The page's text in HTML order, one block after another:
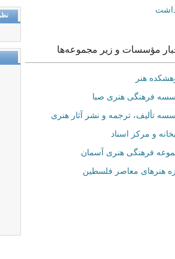
مؤسسات و زیر مجموعه‌ها
هنر
فرهنگی هنری صبا
تألیف، ترجمه و نشر آثار هنری
و مرکز اسناد
فرهنگی هنری آسمان
هنرهای‌ معاصر فلسطین